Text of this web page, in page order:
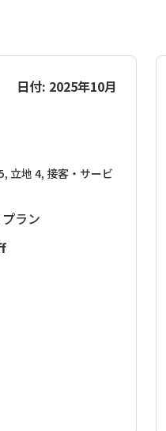
日付: 2025年10月
立地 4, 接客・サービ
ラン